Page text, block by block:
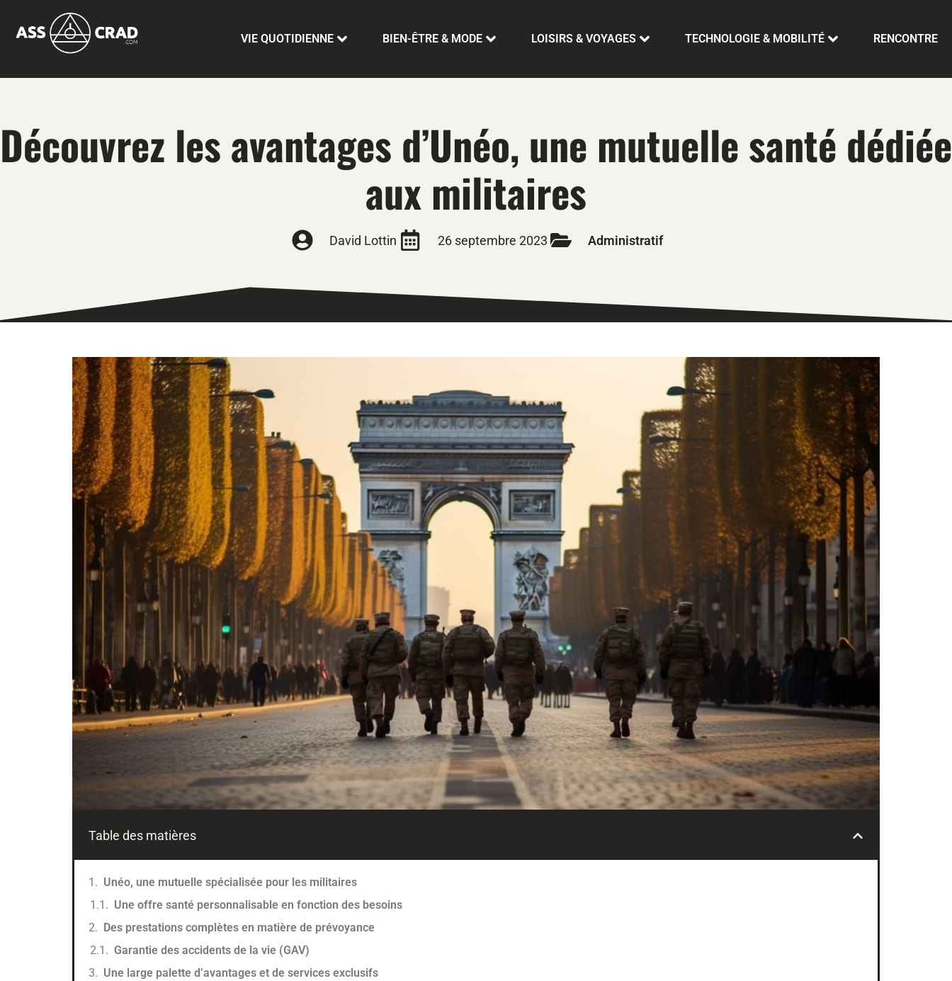
VIE QUOTIDIENNE BIEN-ÊTRE & MODE LOISIRS & VOYAGES TECHNOLOGIE & MOBILITÉ RENCONTRE
Découvrez les avantages d’Unéo, une mutuelle santé dédiée
aux militaires
David Lottin 26 septembre 2023 Administratif
Table des matières
Unéo, une mutuelle spécialisée pour les militaires
Une offre santé personnalisable en fonction des besoins
Des prestations complètes en matière de prévoyance
Garantie des accidents de la vie (GAV)
Une large palette d’avantages et de services exclusifs